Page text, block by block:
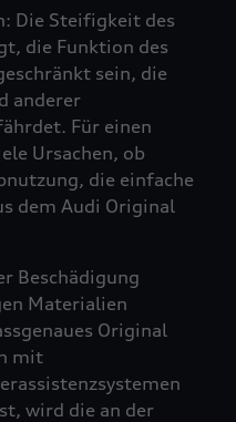
Die Steifigkeit des
die Funktion des
sein, die
anderer
Für einen
Ursachen, ob
die einfache
dem Audi Original
Beschädigung
Materialien
Original
mit
wird die an der